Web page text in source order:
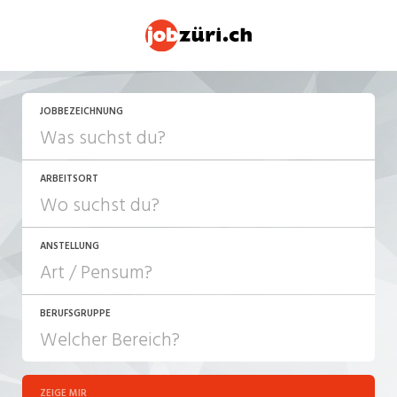
JOBBEZEICHNUNG
ARBEITSORT
ANSTELLUNG
JOB-TYP
Festanstellung
BERUFSGRUPPE
ZEIGE MIR